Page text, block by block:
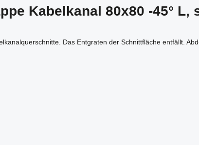
Kabelkanal 80x80 -45° L,
Das Entgraten der Schnittfläche entfällt.